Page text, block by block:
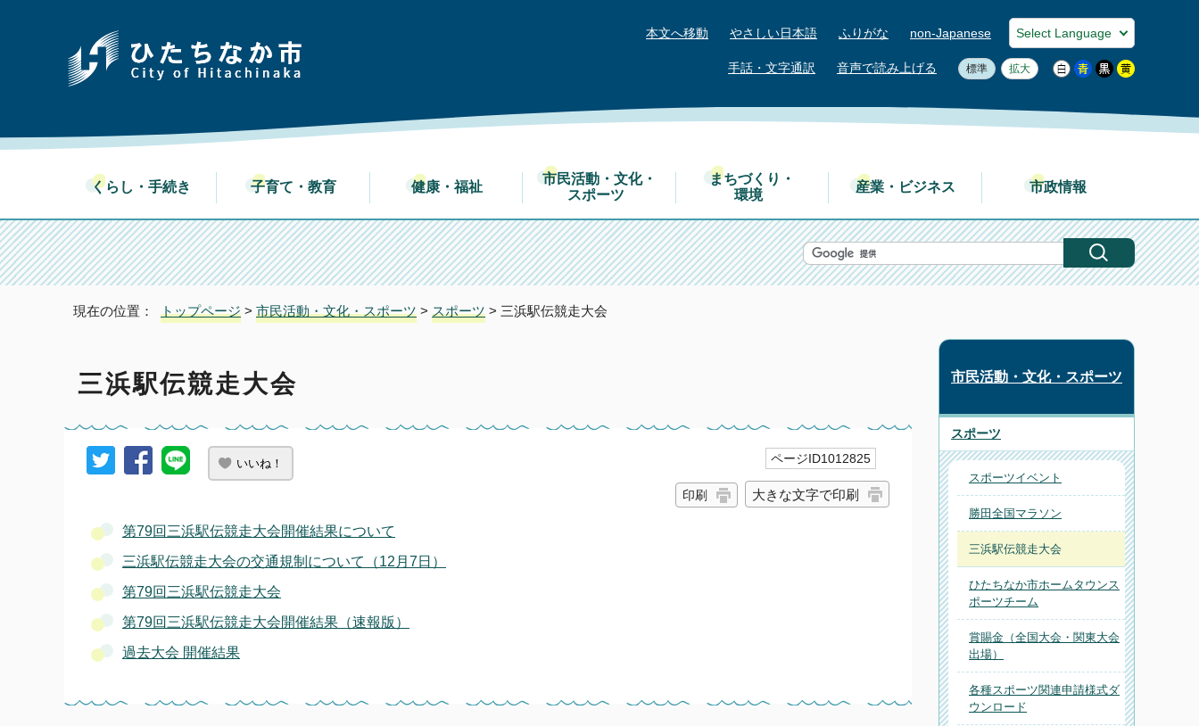
本文へ移動 やさしい日本語 ふりがな non-Japanese
手話・文字通訳 音声で読み上げる 標準 拡大
くらし・手続き 子育て・教育 健康・福祉
市民活動・文化・
スポーツ
まちづくり・
環境
産業・ビジネス 市政情報
現在の位置： トップページ > 市民活動・文化・スポーツ > スポーツ > 三浜駅伝競走大会
三浜駅伝競走大会
いいね！ ページID1012825
印刷 大きな文字で印刷
第79回三浜駅伝競走大会開催結果について
三浜駅伝競走大会の交通規制について（12月7日）
第79回三浜駅伝競走大会
第79回三浜駅伝競走大会開催結果（速報版）
過去大会 開催結果
市民活動・文化・スポーツ
スポーツ
スポーツイベント
勝田全国マラソン
三浜駅伝競走大会
ひたちなか市ホームタウンス
ポーツチーム
賞賜金（全国大会・関東大会
出場）
各種スポーツ関連申請様式ダ
ウンロード